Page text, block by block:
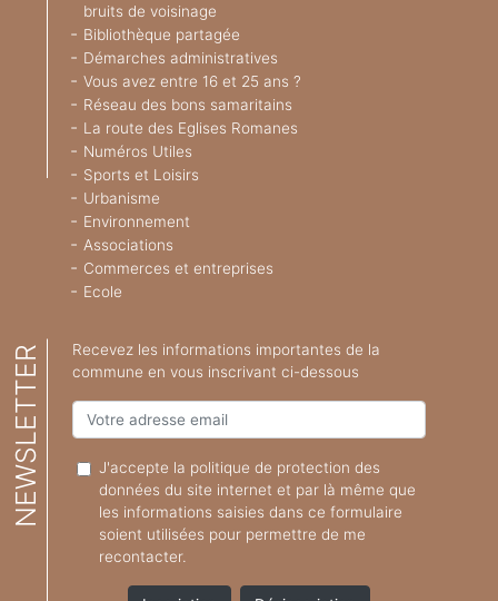
bruits de voisinage
Bibliothèque partagée
Démarches administratives
Vous avez entre 16 et 25 ans ?
Réseau des bons samaritains
La route des Eglises Romanes
Numéros Utiles
Sports et Loisirs
Urbanisme
Environnement
Associations
Commerces et entreprises
Ecole
NEWSLETTER
Recevez les informations importantes de la
commune en vous inscrivant ci-dessous
J'accepte la politique de protection des
données du site internet et par là même que
les informations saisies dans ce formulaire
soient utilisées pour permettre de me
recontacter.